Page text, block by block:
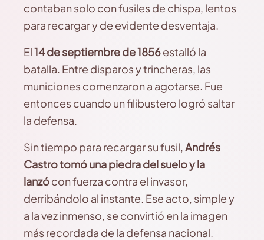
contaban solo con fusiles de chispa, lentos
para recargar y de evidente desventaja.
El14 de septiembre de 1856estalló la
batalla. Entre disparos y trincheras, las
municiones comenzaron a agotarse. Fue
entonces cuando un filibustero logró saltar
la defensa.
Sin tiempo para recargar su fusil,Andrés
Castro tomó una piedra del suelo y la
lanzócon fuerza contra el invasor,
derribándolo al instante. Ese acto, simple y
a la vez inmenso, se convirtió en la imagen
más recordada de la defensa nacional.